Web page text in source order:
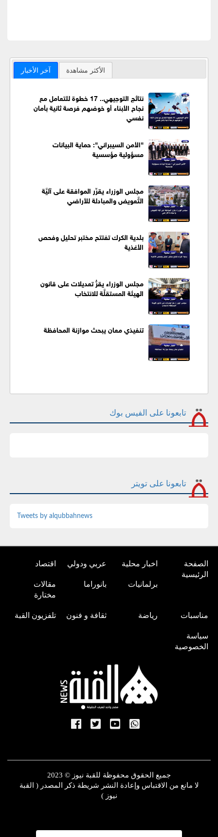
آخر الأخبار الأكثر مشاهدة
نتائج التوجيهي.. 17 خطوة للتعامل مع
نجاح الأبناء أو خوضهم فرصة ثانية بأمان
نفسي
"الأمن السيبراني": حماية البيانات
مسؤولية مؤسسية
مجلس الوزراء يقرِّر الموافقة على آليَّة
التَّعويض والمبادلة للأراضي
بلدية الكرك تفتتح مختبر تحليل وفحص
الأغذية
مجلس الوزراء يقرُّ تعديلات على قانون
الهيئة المستقلَّة للانتخاب
تنفيذي معان يبحث موازنة المحافظة
تابعونا على الفيس بوك
تابعونا على تويتر
Tweets by alqubbahnews
الصفحة
الرئيسية
اخبار محلية عربي ودولي اقتصاد
برلمانيات بانوراما
مقالات
مختارة
مناسبات رياضة ثقافة و فنون تلفزيون القبة
سياسة
الخصوصية
جميع الحقوق محفوظة للقبة نيوز © 2023
لا مانع من الاقتباس وإعادة النشر شريطة ذكر المصدر ( القبة
نيوز )